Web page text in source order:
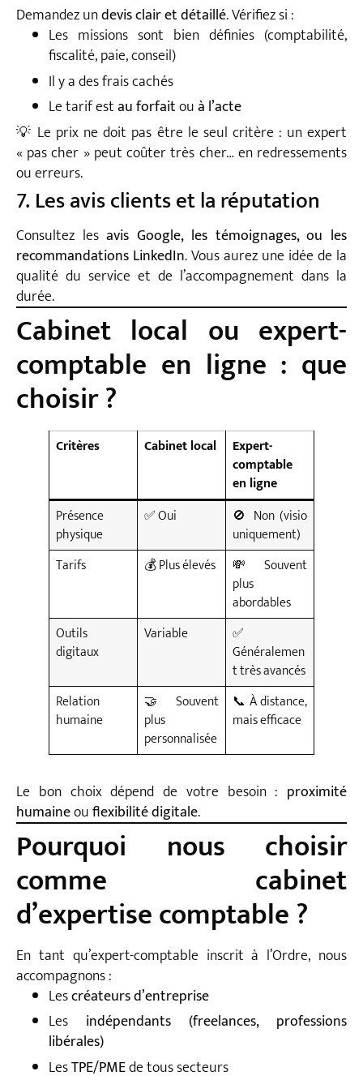
Demandez undevis clair et détaillé. Vérifiez si :
Les missions sont bien définies (comptabilité,
fiscalité, paie, conseil)
Il y a des frais cachés
Le tarif estau forfaitouà l’acte
💡 Le prix ne doit pas être le seul critère : un expert
« pas cher » peut coûter très cher… en redressements
ou erreurs.
7. Les avis clients et la réputation
Consultez lesavis Google, les témoignages, ou les
recommandations LinkedIn. Vous aurez une idée de la
qualité du service et de l’accompagnement dans la
durée.
Cabinet local ou expert-
comptable en ligne : que
choisir ?
Critères Cabinet local
Expert-
comptable
en ligne
Présence
physique
✅ Oui
🚫 Non (visio
uniquement)
Tarifs
💰 Plus élevés
💸 Souvent
plus
abordables
Outils
digitaux
Variable
✅
Généralemen
t très avancés
Relation
humaine
🤝 Souvent
plus
personnalisée
📞 À distance,
mais efficace
Le bon choix dépend de votre besoin : proximité
humaineouflexibilité digitale.
Pourquoi nous choisir
comme cabinet
d’expertise comptable ?
En tant qu’expert-comptable inscrit à l’Ordre, nous
accompagnons :
Lescréateurs d’entreprise
Les indépendants (freelances, professions
libérales)
LesTPE/PMEde tous secteurs